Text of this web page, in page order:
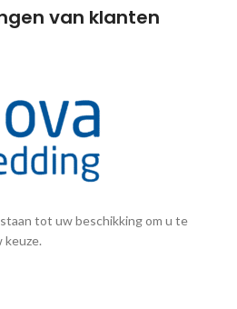
van klanten
tot uw beschikking om u te
keuze.